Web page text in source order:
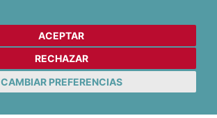
ACEPTAR
RECHAZAR
CAMBIAR PREFERENCIAS